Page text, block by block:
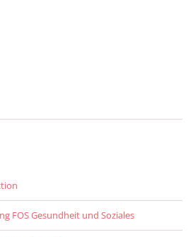
FOS Gesundheit und Soziales